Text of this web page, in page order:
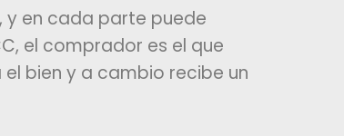
y en cada parte puede
el comprador es el que
bien y a cambio recibe un